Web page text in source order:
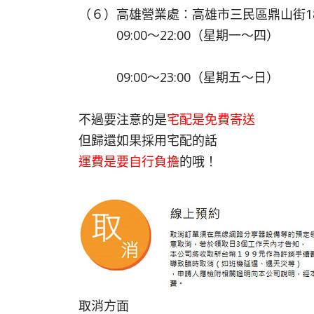
（６）高雄營業處：高雄市三民區鼎山街
09:00～22:00（星期一～四）
09:00～23:00（星期五～日）
不過要注意的是宅配是免費寄送
但歸還如果採用宅配的話
運費是要自行負擔的哦！
取消方面